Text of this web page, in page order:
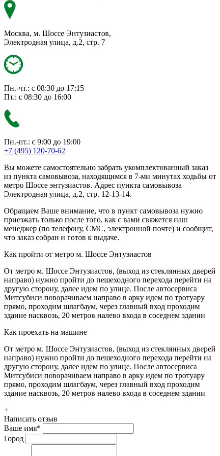
Москва, м. Шоссе Энтузиастов,
Электродная улица, д.2, стр. 7
Пн.-чт.: с 08:30 до 17:15
Пт.: с 08:30 до 16:00
Пн.-пт.: с 9:00 до 19:00
+7 (495) 120-70-62
Вы можете самостоятельно забрать укомплектованный заказ
из пункта самовывоза, находящимся в 7-ми минутах ходьбы от
метро Шоссе энтузиастов. Адрес пункта самовывоза
Электродная улица, д.2, стр. 12-13-14.
Обращаем Ваше внимание, что в пункт самовывоза нужно
приезжать только после того, как с вами свяжется наш
менеджер (по телефону, СМС, электронной почте) и сообщит,
что заказ собран и готов к выдаче.
Как пройти от метро м. Шоссе Энтузиастов
От метро м. Шоссе Энтузиастов, (выход из стеклянных дверей
направо) нужно пройти до пешеходного перехода перейти на
другую сторону, далее идем по улице. После автосервиса
Митсубиси поворачиваем направо в арку идем по тротуару
прямо, проходим шлагбаум, через главный вход проходим
здание насквозь, 20 метров налево входа в соседнем здании
Как проехать на машине
От метро м. Шоссе Энтузиастов, (выход из стеклянных дверей
направо) нужно пройти до пешеходного перехода перейти на
другую сторону, далее идем по улице. После автосервиса
Митсубиси поворачиваем направо в арку идем по тротуару
прямо, проходим шлагбаум, через главный вход проходим
здание насквозь, 20 метров налево входа в соседнем здании
+
Написать отзыв
Ваше имя*
Город